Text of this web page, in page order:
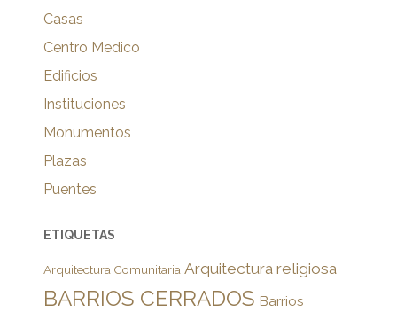
Casas
Centro Medico
Edificios
Instituciones
Monumentos
Plazas
Puentes
ETIQUETAS
Arquitectura Comunitaria Arquitectura religiosa
BARRIOS CERRADOS Barrios